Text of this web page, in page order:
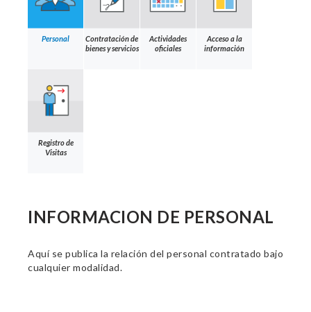
Personal
Contratación de
bienes y servicios
Actividades
oficiales
Acceso a la
información
Registro de
Visitas
INFORMACION DE PERSONAL
Aquí se publica la relación del personal contratado bajo
cualquier modalidad.